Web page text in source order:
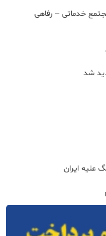
خدمات رفاهی جاده‌ای با احداث ۵۹۸ مجتمع خدماتی – رفاهی
شد